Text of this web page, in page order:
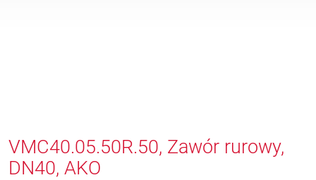
VMC40.05.50R.50, Zawór rurowy,
DN40, AKO